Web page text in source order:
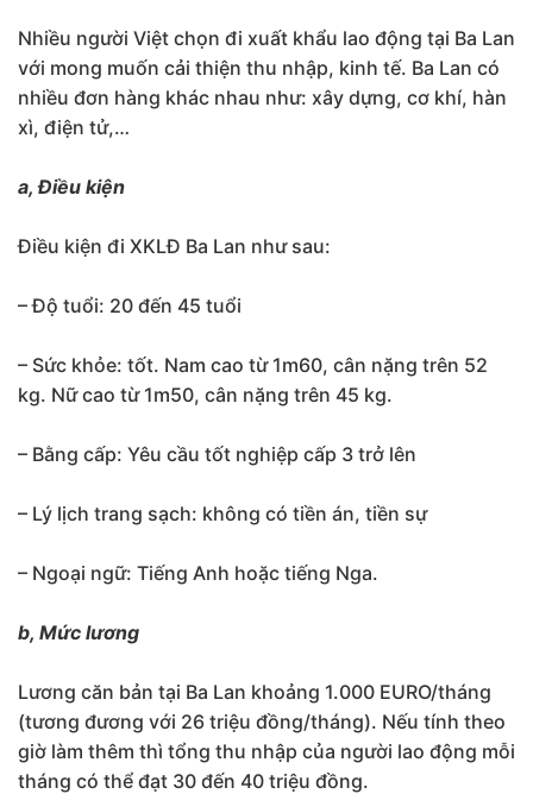
Nhiều người Việt chọn đi xuất khẩu lao động tại Ba Lan
với mong muốn cải thiện thu nhập, kinh tế. Ba Lan có
nhiều đơn hàng khác nhau như: xây dựng, cơ khí, hàn
xì, điện tử,…
a, Điều kiện
Điều kiện đi XKLĐ Ba Lan như sau:
– Độ tuổi: 20 đến 45 tuổi
– Sức khỏe: tốt. Nam cao từ 1m60, cân nặng trên 52
kg. Nữ cao từ 1m50, cân nặng trên 45 kg.
– Bằng cấp: Yêu cầu tốt nghiệp cấp 3 trở lên
– Lý lịch trang sạch: không có tiền án, tiền sự
– Ngoại ngữ: Tiếng Anh hoặc tiếng Nga.
b, Mức lương
Lương căn bản tại Ba Lan khoảng 1.000 EURO/tháng
(tương đương với 26 triệu đồng/tháng). Nếu tính theo
giờ làm thêm thì tổng thu nhập của người lao động mỗi
tháng có thể đạt 30 đến 40 triệu đồng.